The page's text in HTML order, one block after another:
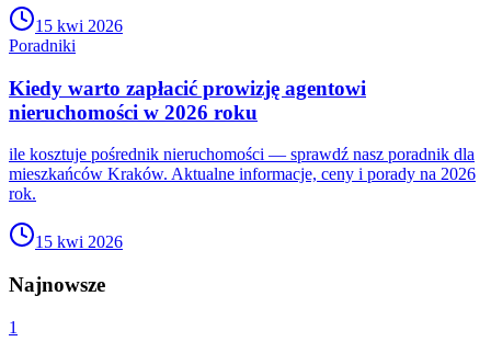
15 kwi 2026
Poradniki
Kiedy warto zapłacić prowizję agentowi
nieruchomości w 2026 roku
ile kosztuje pośrednik nieruchomości — sprawdź nasz poradnik dla
mieszkańców Kraków. Aktualne informacje, ceny i porady na 2026
rok.
15 kwi 2026
Najnowsze
1